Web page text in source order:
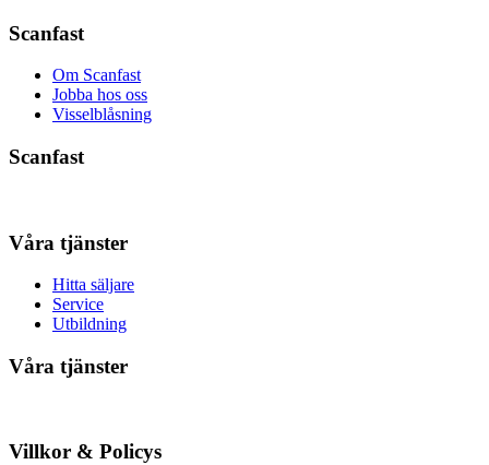
Scanfast
Om Scanfast
Jobba hos oss
Visselblåsning
Scanfast
Våra tjänster
Hitta säljare
Service
Utbildning
Våra tjänster
Villkor & Policys